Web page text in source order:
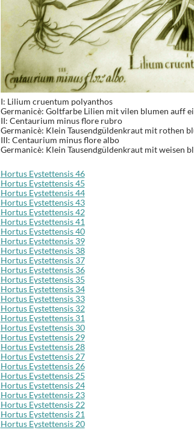
I: Lilium cruentum polyanthos
Germanicè: Goltfarbe Lilien mit vilen blumen auff
II: Centaurium minus flore rubro
Germanicè: Klein Tausendgüldenkraut mit rothen
III: Centaurium minus flore albo
Germanicè: Klein Tausendgüldenkraut mit weisen
Hortus Eystettensis 46
Hortus Eystettensis 45
Hortus Eystettensis 44
Hortus Eystettensis 43
Hortus Eystettensis 42
Hortus Eystettensis 41
Hortus Eystettensis 40
Hortus Eystettensis 39
Hortus Eystettensis 38
Hortus Eystettensis 37
Hortus Eystettensis 36
Hortus Eystettensis 35
Hortus Eystettensis 34
Hortus Eystettensis 33
Hortus Eystettensis 32
Hortus Eystettensis 31
Hortus Eystettensis 30
Hortus Eystettensis 29
Hortus Eystettensis 28
Hortus Eystettensis 27
Hortus Eystettensis 26
Hortus Eystettensis 25
Hortus Eystettensis 24
Hortus Eystettensis 23
Hortus Eystettensis 22
Hortus Eystettensis 21
Hortus Eystettensis 20